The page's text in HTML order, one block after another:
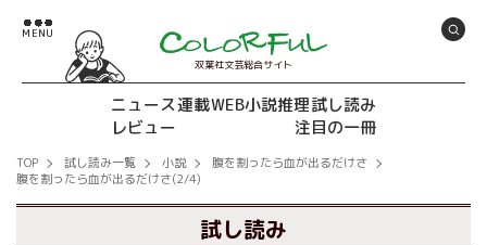
双葉社文芸総合サイト
ニュース連載WEB小説推理試し読み
レビュー
注目の一冊
TOP 試し読み一覧 小説
腹を割ったら血が出るだけさ
腹を割ったら血が出るだけさ(2/4)
試し読み